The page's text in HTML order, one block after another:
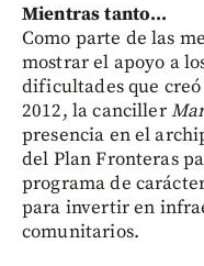
Mientras tanto...
Como parte de las
mostrar el apoyo a
dificultades que
2012, la canciller
presencia en el
del Plan Fronteras
programa de
para invertir en
comunitarios.